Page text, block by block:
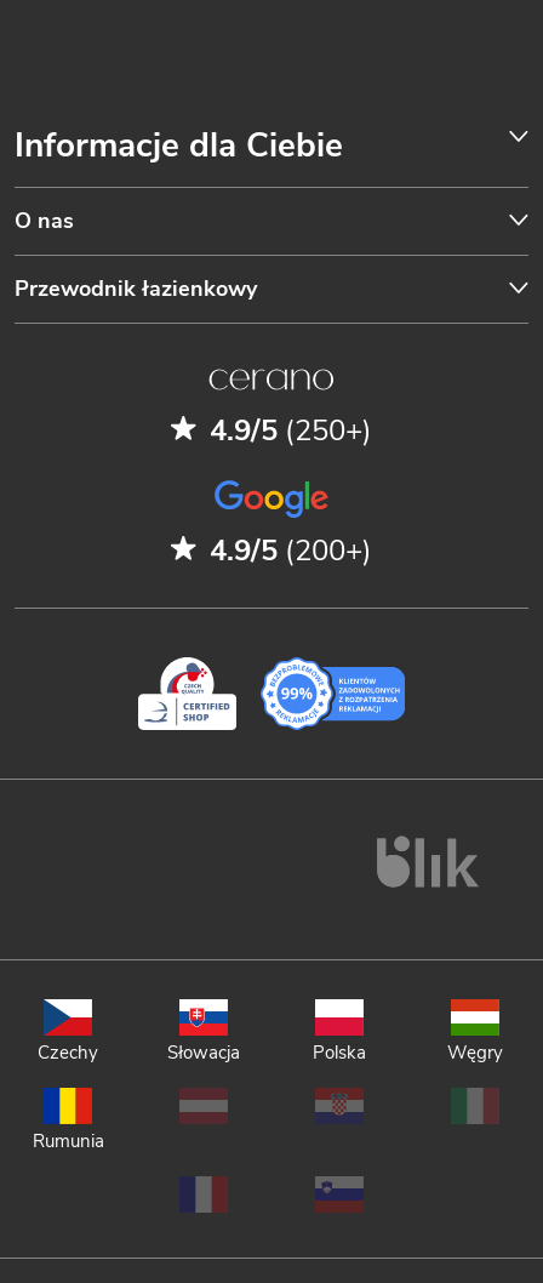
Informacje dla Ciebie
O nas
Przewodnik łazienkowy
4.9/5 (250+)
4.9/5 (200+)
Czechy Słowacja Polska Węgry
Rumunia